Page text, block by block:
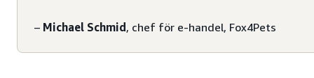
– Michael Schmid , chef för e-handel, Fox4Pets